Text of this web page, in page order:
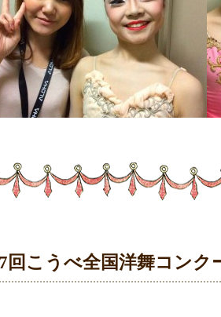
回こうべ全国洋舞コンク